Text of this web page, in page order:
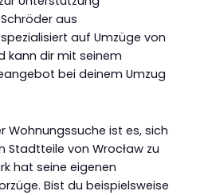
aus
auf Umzüge von
kann dir mit seinem
bei deinem Umzug
Wohnungssuche ist es, sich
Stadtteile von Wrocław zu
hat seine eigenen
Bist du beispielsweise